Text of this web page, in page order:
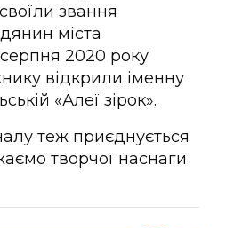
звання
міста
2020 року
відкрили іменну
«Алеї зірок».
теж приєднується
творчої наснаги